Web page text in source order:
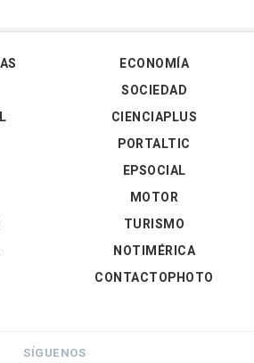
ECONOMÍA
SOCIEDAD
CIENCIAPLUS
PORTALTIC
EPSOCIAL
MOTOR
TURISMO
NOTIMÉRICA
CONTACTOPHOTO
SÍGUENOS